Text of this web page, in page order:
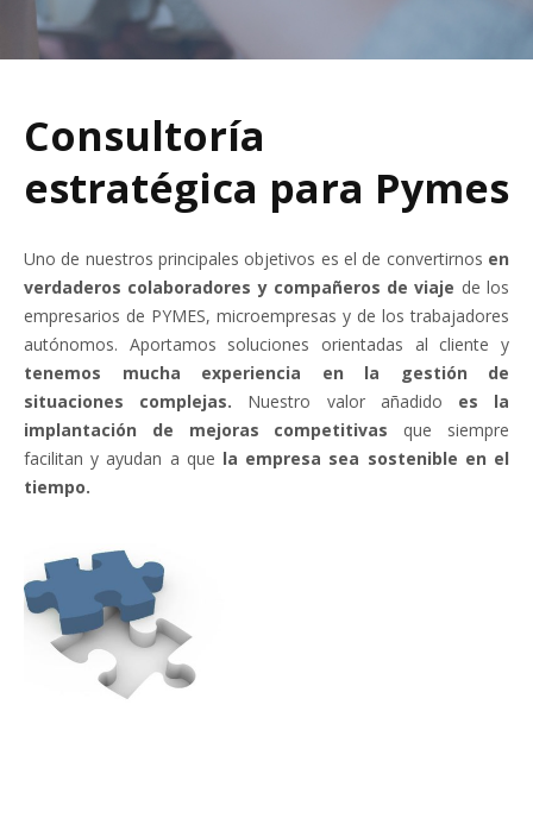
Consultoría
estratégica para Pymes
Uno de nuestros principales objetivos es el de convertirnos en
verdaderos colaboradores y compañeros de viaje de los
empresarios de PYMES, microempresas y de los trabajadores
autónomos. Aportamos soluciones orientadas al cliente y
tenemos mucha experiencia en la gestión de
situaciones complejas. Nuestro valor añadido es la
implantación de mejoras competitivasque siempre
facilitan y ayudan a que la empresa sea sostenible en el
tiempo.